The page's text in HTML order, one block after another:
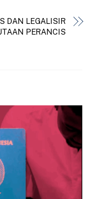
DAN LEGALISIR
PERANCIS